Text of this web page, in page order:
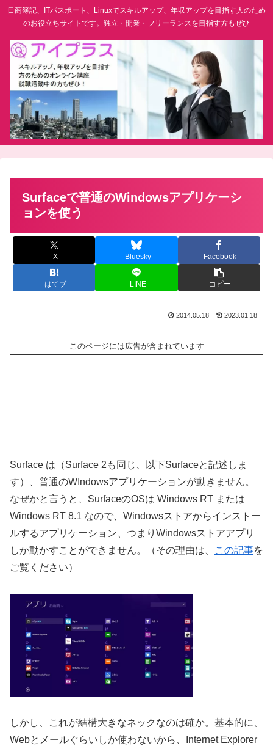
日商簿記、ITパスポート、Linuxでスキルアップ、年収アップを目指す人のため
のお役立ちサイトです。独立・開業・フリーランスを目指す方もぜひ
Surfaceで普通のWindowsアプリケーシ
ョンを使う
X Bluesky Facebook
はてブ LINE コピー
2014.05.18 2023.01.18
このページには広告が含まれています
Surface は（Surface 2も同じ、以下Surfaceと記述しま
す）、普通のWIndowsアプリケーションが動きません。
なぜかと言うと、SurfaceのOSは Windows RT または
Windows RT 8.1 なので、Windowsストアからインストー
ルするアプリケーション、つまりWindowsストアアプリ
しか動かすことができません。（その理由は、
この記事を
ご覧ください）
しかし、これが結構大きなネックなのは確か。基本的に、
Webとメールぐらいしか使わないから、Internet Explorer